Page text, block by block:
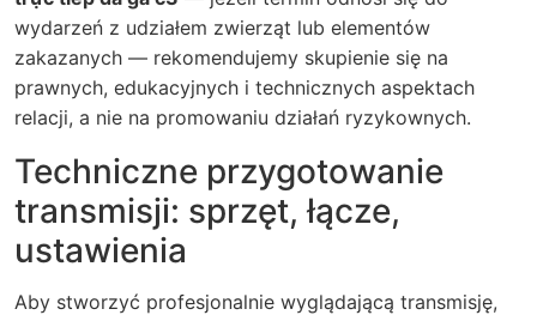
wydarzeń z udziałem zwierząt lub elementów
zakazanych — rekomendujemy skupienie się na
prawnych, edukacyjnych i technicznych aspektach
relacji, a nie na promowaniu działań ryzykownych.
Techniczne przygotowanie
transmisji: sprzęt, łącze,
ustawienia
Aby stworzyć profesjonalnie wyglądającą transmisję,